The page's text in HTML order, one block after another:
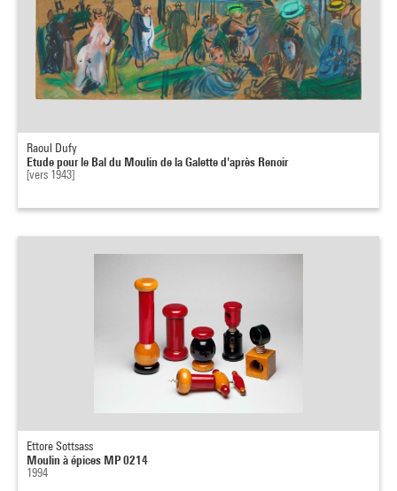
Raoul Dufy
Etude pour le Bal du Moulin de la Galette d'après Renoir
[vers 1943]
Ettore Sottsass
Moulin à épices MP 0214
1994